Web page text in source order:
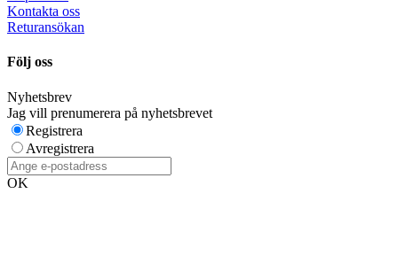
Kontakta oss
Returansökan
Följ oss
Nyhetsbrev
Jag vill prenumerera på nyhetsbrevet
Registrera
Avregistrera
OK